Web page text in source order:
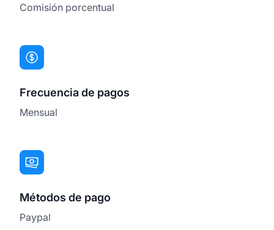
Comisión porcentual
Frecuencia de pagos
Mensual
Métodos de pago
Paypal